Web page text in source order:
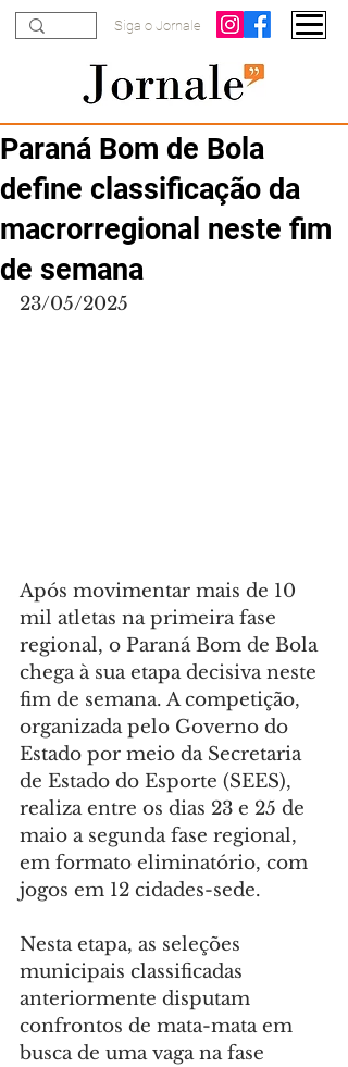
Siga o Jornale
Paraná Bom de Bola
define classificação da
macrorregional neste fim
de semana
23/05/2025
Após movimentar mais de 10
mil atletas na primeira fase
regional, o Paraná Bom de Bola
chega à sua etapa decisiva neste
fim de semana. A competição,
organizada pelo Governo do
Estado por meio da Secretaria
de Estado do Esporte (SEES),
realiza entre os dias 23 e 25 de
maio a segunda fase regional,
em formato eliminatório, com
jogos em 12 cidades-sede.
Nesta etapa, as seleções
municipais classificadas
anteriormente disputam
confrontos de mata-mata em
busca de uma vaga na fase